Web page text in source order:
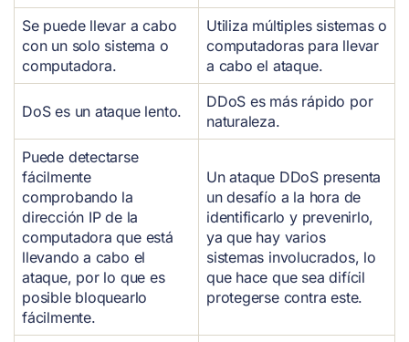
Se puede llevar a cabo
con un solo sistema o
computadora.
Utiliza múltiples sistemas o
computadoras para llevar
a cabo el ataque.
DoS es un ataque lento.
DDoS es más rápido por
naturaleza.
Puede detectarse
fácilmente
comprobando la
dirección IP de la
computadora que está
llevando a cabo el
ataque, por lo que es
posible bloquearlo
fácilmente.
Un ataque DDoS presenta
un desafío a la hora de
identificarlo y prevenirlo,
ya que hay varios
sistemas involucrados, lo
que hace que sea difícil
protegerse contra este.